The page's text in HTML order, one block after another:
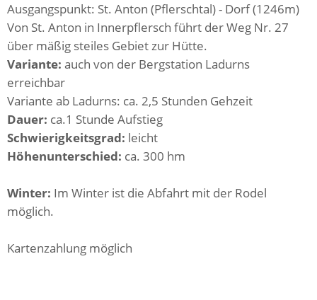
Ausgangspunkt: St. Anton (Pflerschtal) - Dorf (1246m)
Von St. Anton in Innerpflersch führt der Weg Nr. 27
über mäßig steiles Gebiet zur Hütte.
Variante: auch von der Bergstation Ladurns
erreichbar
Variante ab Ladurns: ca. 2,5 Stunden Gehzeit
Dauer: ca.1 Stunde Aufstieg
Schwierigkeitsgrad: leicht
Höhenunterschied: ca. 300 hm
Winter: Im Winter ist die Abfahrt mit der Rodel
möglich.
Kartenzahlung möglich